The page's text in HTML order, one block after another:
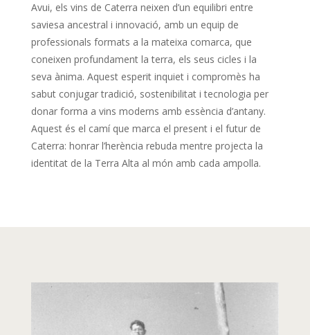
Avui, els vins de Caterra neixen d’un equilibri entre
saviesa ancestral i innovació, amb un equip de
professionals formats a la mateixa comarca, que
coneixen profundament la terra, els seus cicles i la
seva ànima. Aquest esperit inquiet i compromès ha
sabut conjugar tradició, sostenibilitat i tecnologia per
donar forma a vins moderns amb essència d’antany.
Aquest és el camí que marca el present i el futur de
Caterra: honrar l’herència rebuda mentre projecta la
identitat de la Terra Alta al món amb cada ampolla.